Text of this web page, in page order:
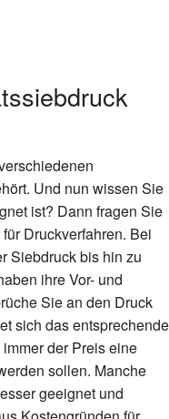
Und nun wissen Sie
ist? Dann fragen Sie
Druckverfahren. Bei
Siebdruck bis hin zu
ihre Vor- und
Sie an den Druck
sich das entsprechende
der Preis eine
sollen. Manche
geeignet und